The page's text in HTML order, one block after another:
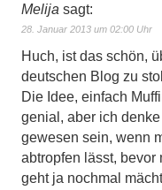
Melija sagt:
28. Januar 2013 um 02:00 Uhr
Huch, ist das schön,
deutschen Blog zu
Die Idee, einfach
genial, aber ich
gewesen sein, wenn
abtropfen lässt, bevor
geht ja nochmal